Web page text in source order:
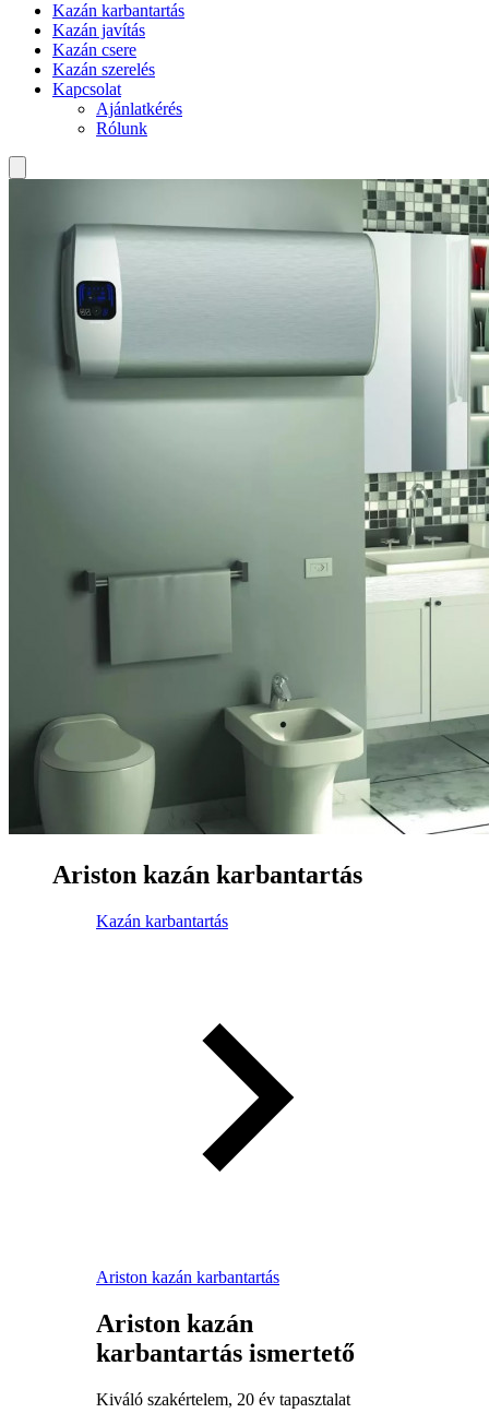
Kazán karbantartás
Kazán javítás
Kazán csere
Kazán szerelés
Kapcsolat
Ajánlatkérés
Rólunk
Ariston kazán karbantartás
Kazán karbantartás
Ariston kazán karbantartás
Ariston kazán
karbantartás ismertető
Kiváló szakértelem, 20 év tapasztalat